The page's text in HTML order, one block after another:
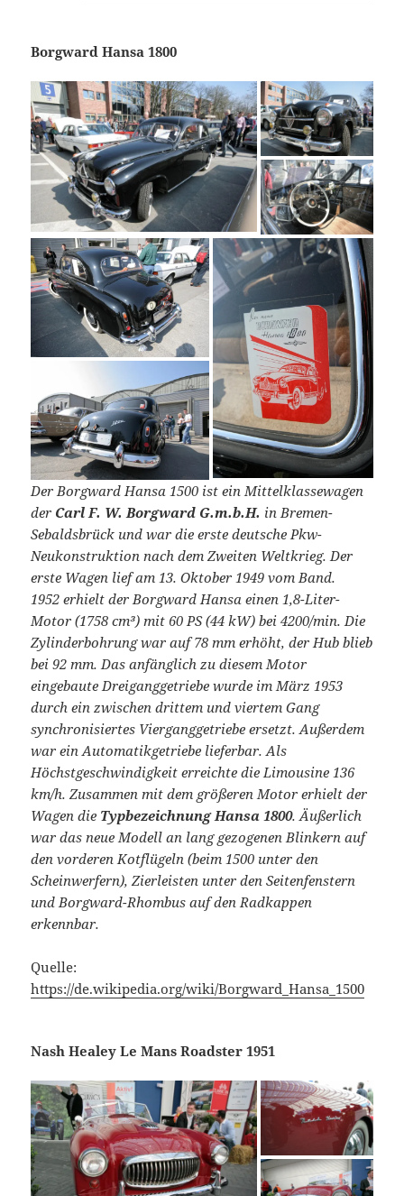
Borgward Hansa 1800
Der Borgward Hansa 1500 ist ein Mittelklassewagen
der Carl F. W. Borgward G.m.b.H. in Bremen-
Sebaldsbrück und war die erste deutsche Pkw-
Neukonstruktion nach dem Zweiten Weltkrieg. Der
erste Wagen lief am 13. Oktober 1949 vom Band.
1952 erhielt der Borgward Hansa einen 1,8-Liter-
Motor (1758 cm³) mit 60 PS (44 kW) bei 4200/min. Die
Zylinderbohrung war auf 78 mm erhöht, der Hub blieb
bei 92 mm. Das anfänglich zu diesem Motor
eingebaute Dreiganggetriebe wurde im März 1953
durch ein zwischen drittem und viertem Gang
synchronisiertes Vierganggetriebe ersetzt. Außerdem
war ein Automatikgetriebe lieferbar. Als
Höchstgeschwindigkeit erreichte die Limousine 136
km/h. Zusammen mit dem größeren Motor erhielt der
Wagen die Typbezeichnung Hansa 1800. Äußerlich
war das neue Modell an lang gezogenen Blinkern auf
den vorderen Kotflügeln (beim 1500 unter den
Scheinwerfern), Zierleisten unter den Seitenfenstern
und Borgward-Rhombus auf den Radkappen
erkennbar.
Quelle:
https://de.wikipedia.org/wiki/Borgward_Hansa_1500
Nash Healey Le Mans Roadster 1951